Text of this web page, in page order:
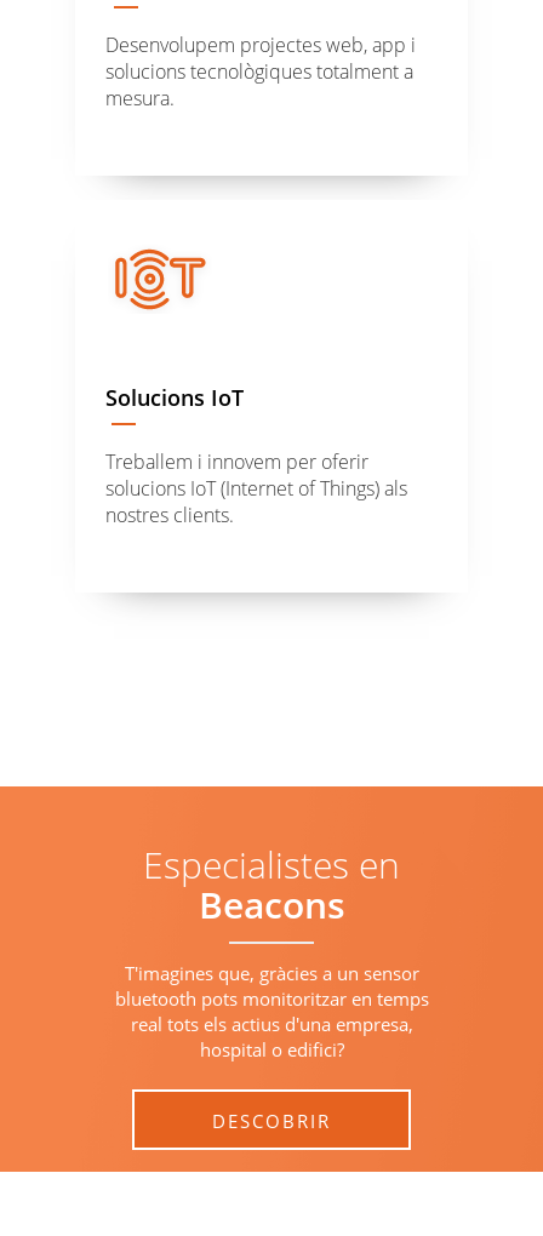
Desenvolupem projectes web, app i
solucions tecnològiques totalment a
mesura.
Solucions IoT
Treballem i innovem per oferir
solucions IoT (Internet of Things) als
nostres clients.
Especialistes en
Beacons
T'imagines que, gràcies a un sensor
bluetooth pots monitoritzar en temps
real tots els actius d'una empresa,
hospital o edifici?
DESCOBRIR